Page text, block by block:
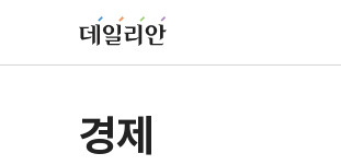
경제